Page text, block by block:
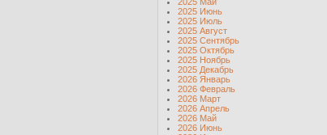
2025 Июнь
2025 Июль
2025 Август
2025 Сентябрь
2025 Октябрь
2025 Ноябрь
2025 Декабрь
2026 Январь
2026 Февраль
2026 Март
2026 Апрель
2026 Май
2026 Июнь